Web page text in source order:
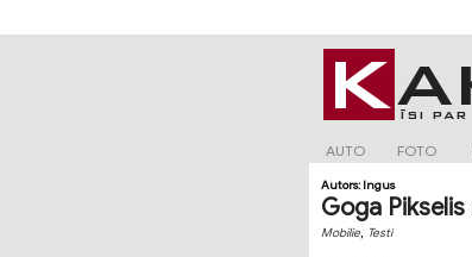
AUTO FOTO
Autors: Ingus
Goga
Mobilie, Testi